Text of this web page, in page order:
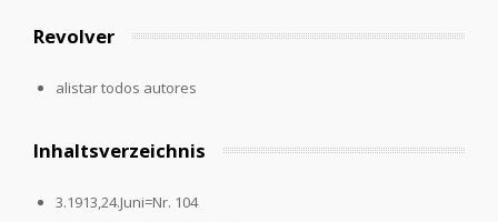
Revolver
alistar todos autores
Inhaltsverzeichnis
3.1913,24.Juni=Nr. 104